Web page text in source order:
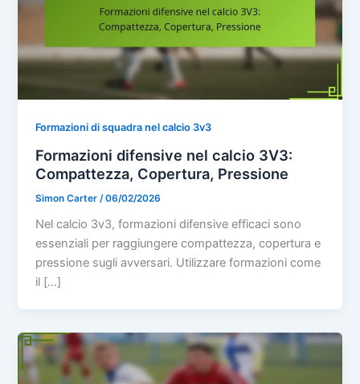
Formazioni di squadra nel calcio 3v3
Formazioni difensive nel calcio 3V3:
Compattezza, Copertura, Pressione
Simon Carter /06/02/2026
Nel calcio 3v3, formazioni difensive efficaci sono
essenziali per raggiungere compattezza, copertura e
pressione sugli avversari. Utilizzare formazioni come
il […]